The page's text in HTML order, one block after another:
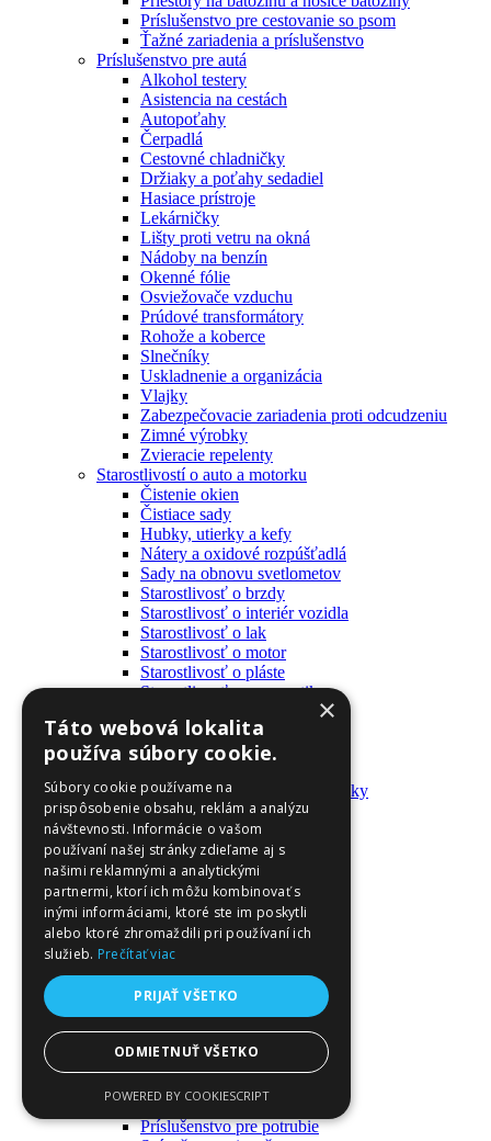
Príslušenstvo pre cestovanie so psom
Ťažné zariadenia a príslušenstvo
Príslušenstvo pre autá
Alkohol testery
Asistencia na cestách
Autopoťahy
Čerpadlá
Cestovné chladničky
Držiaky a poťahy sedadiel
Hasiace prístroje
Lekárničky
Lišty proti vetru na okná
Nádoby na benzín
Okenné fólie
Osviežovače vzduchu
Prúdové transformátory
Rohože a koberce
Slnečníky
Uskladnenie a organizácia
Vlajky
Zabezpečovacie zariadenia proti odcudzeniu
Zimné výrobky
Zvieracie repelenty
Starostlivostí o auto a motorku
Čistenie okien
Čistiace sady
Hubky, utierky a kefy
Nátery a oxidové rozpúšťadlá
Sady na obnovu svetlometov
Starostlivosť o brzdy
Starostlivosť o interiér vozidla
Starostlivosť o lak
Starostlivosť o motor
Starostlivosť o pláste
Starostlivosť o pneumatiky
Batohy a tašky
Kľúčenky
Oblečenie
Zmývateľné tetovačky a nálepky
Domáci majster a nástroje
Elektrické zapojenie
Časové spínače
Diferenciálne spínače
Domové zvončeky
Elektrické káble
Káble
Káblové navijáky
Monitory napájania
Nástenné dosky a rámy
Nástroje a ovládače
Podávače
Príruby
Príslušenstvo pre potrubie
×
Táto webová lokalita
používa súbory cookie.
Súbory cookie používame na
prispôsobenie obsahu, reklám a analýzu
návštevnosti. Informácie o vašom
používaní našej stránky zdieľame aj s
našimi reklamnými a analytickými
partnermi, ktorí ich môžu kombinovať s
inými informáciami, ktoré ste im poskytli
alebo ktoré zhromaždili pri používaní ich
služieb. Prečítať viac
PRIJAŤ VŠETKO
ODMIETNUŤ VŠETKO
POWERED BY COOKIESCRIPT